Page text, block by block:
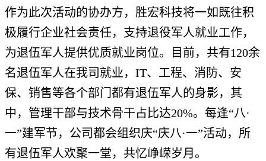
作为此次活动的协办方，胜宏科技将一如既往积
极履行企业社会责任，支持退役军人就业工作，
为退伍军人提供优质就业岗位。目前，共有120余
名退伍军人在我司就业，IT、工程、消防、安
保、销售等各个部门都有退伍军人的身影，其
中，管理干部与技术骨干占比达20%。每逢“八·
一”建军节，公司都会组织庆“庆八·一”活动，所
有退伍军人欢聚一堂，共忆峥嵘岁月。